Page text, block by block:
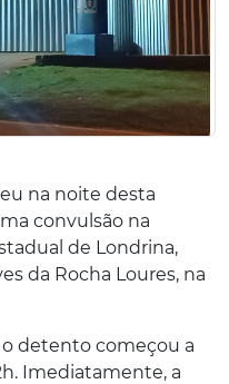
na noite desta
convulsão na
de Londrina,
da Rocha Loures, na
detento começou a
Imediatamente, a